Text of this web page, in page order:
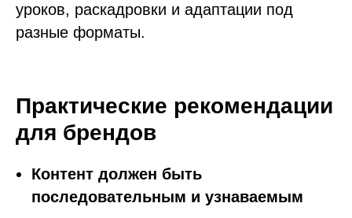
уроков, раскадровки и адаптации под
разные форматы.
Практические рекомендации
для брендов
Контент должен быть
последовательным и узнаваемым